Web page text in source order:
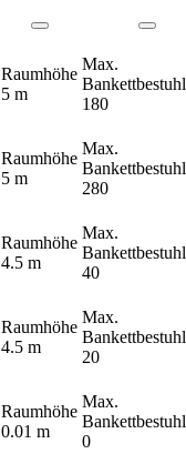
Raumhöhe
5 m
Max.
180
Raumhöhe
5 m
Max.
280
Raumhöhe
4.5 m
Max.
40
Raumhöhe
4.5 m
Max.
20
Raumhöhe
0.01 m
Max.
0